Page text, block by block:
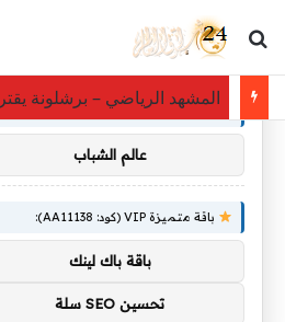
بحث عن
المشهد الرياضي –
توصيات :
باقة متميزة VIP (كود: AA86842):
عالم الشباب
باقة متميزة VIP (كود: AA11138):
باقة باك لينك
تحسين SEO سلة